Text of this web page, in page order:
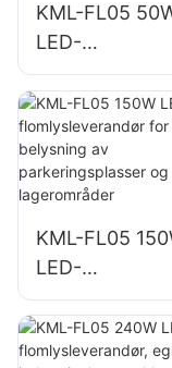
KML-FL05
LED-
for utendørs
og belysning av
åpne områder
KML-FL05
LED-
for belysning